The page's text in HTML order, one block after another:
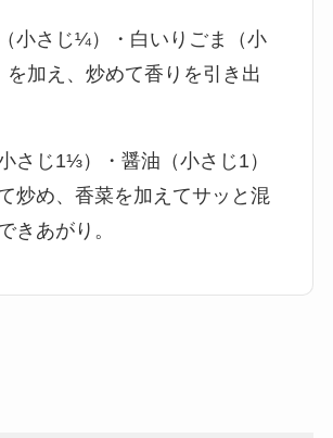
小さじ¼）・白いりごま（小
を加え、炒めて香りを引き出
さじ1⅓）・醤油（小さじ1）
炒め、香菜を加えてサッと混
きあがり。